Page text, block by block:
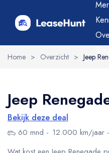
Home > Overzicht > Jeep
Jeep
Bekijk deze deal
60 mnd 12.000 km/jaar